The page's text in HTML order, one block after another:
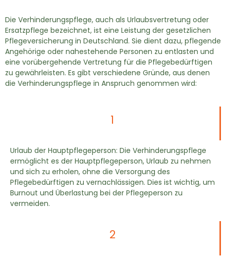
Die Verhinderungspflege, auch als Urlaubsvertretung oder
Ersatzpflege bezeichnet, ist eine Leistung der gesetzlichen
Pflegeversicherung in Deutschland. Sie dient dazu, pflegende
Angehörige oder nahestehende Personen zu entlasten und
eine vorübergehende Vertretung für die Pflegebedürftigen
zu gewährleisten. Es gibt verschiedene Gründe, aus denen
die Verhinderungspflege in Anspruch genommen wird:
1
Urlaub der Hauptpflegeperson: Die Verhinderungspflege
ermöglicht es der Hauptpflegeperson, Urlaub zu nehmen
und sich zu erholen, ohne die Versorgung des
Pflegebedürftigen zu vernachlässigen. Dies ist wichtig, um
Burnout und Überlastung bei der Pflegeperson zu
vermeiden.
2